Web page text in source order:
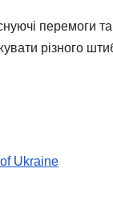
перемоги
різного
Ukraine